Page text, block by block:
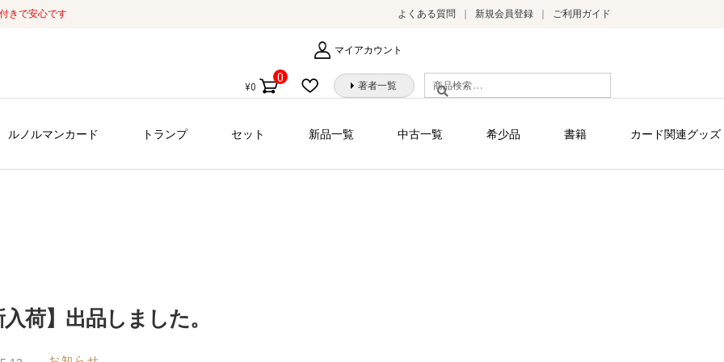
きで安心です よくある質問 新規会員登録 ご利用ガイド
マイアカウント
検
索
象:
著者一覧
¥0
0
個
ルノルマンカード トランプ セット 新品一覧 中古一覧 希少品 書籍 カード関連グッズ
荷】出品しました。